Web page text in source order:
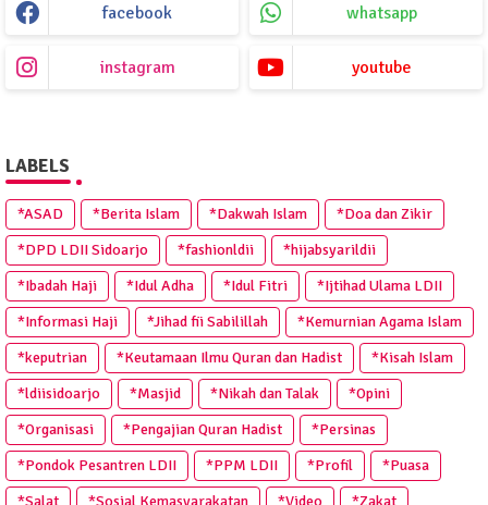
facebook whatsapp
instagram youtube
LABELS
*ASAD *Berita Islam *Dakwah Islam
*Doa dan Zikir
*DPD LDII Sidoarjo
*fashionldii
*hijabsyarildii
*Ibadah Haji
*Idul Adha *Idul Fitri
*Ijtihad Ulama LDII
*Informasi Haji
*Jihad fii Sabilillah
*Kemurnian Agama Islam
*keputrian
*Keutamaan Ilmu Quran dan Hadist
*Kisah Islam
*ldiisidoarjo
*Masjid *Nikah dan Talak
*Opini
*Organisasi
*Pengajian Quran Hadist
*Persinas
*Pondok Pesantren LDII
*PPM LDII *Profil
*Puasa
*Salat
*Sosial Kemasyarakatan *Video *Zakat